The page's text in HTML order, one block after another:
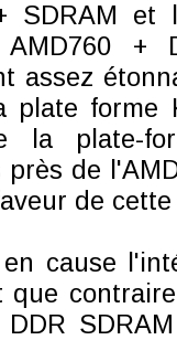
SDRAM et
+
assez
plate forme
la plate-
de
de
cause
que